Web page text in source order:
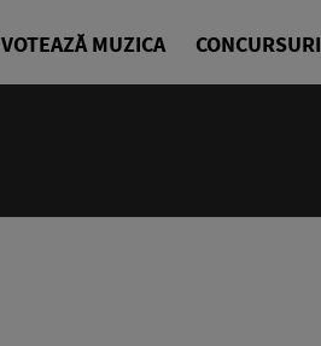
VOTEAZĂ MUZICA CONCURSURI